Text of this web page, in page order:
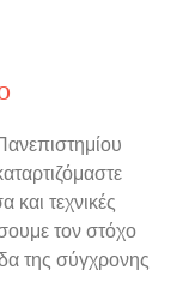
τεχνικές
τον στόχο
της σύγχρονης